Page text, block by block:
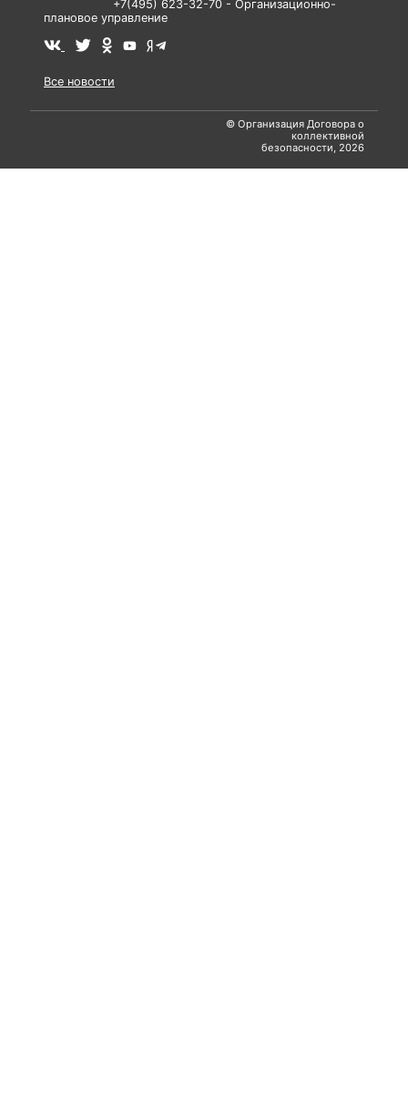
+7(495) 623-32-70 - Организационно-
плановое управление
Все новости
© Организация Договора о
коллективной
безопасности, 2026